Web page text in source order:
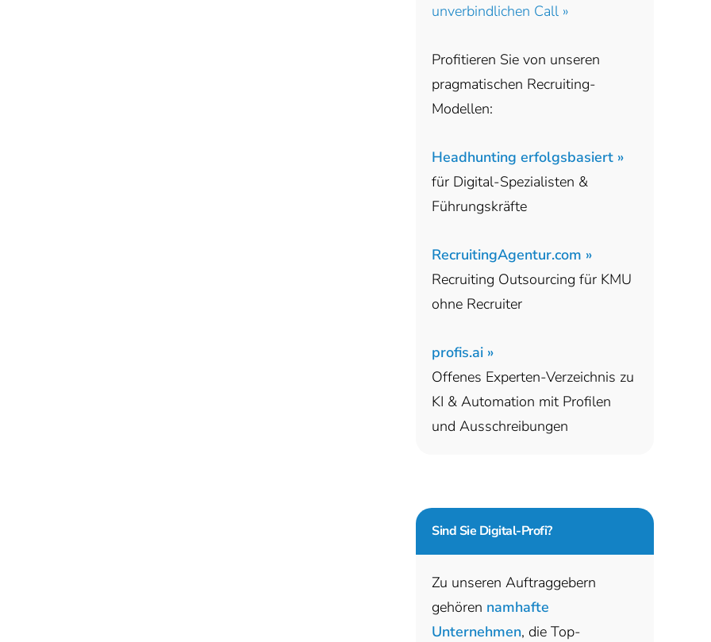
unverbindlichen Call »
Profitieren Sie von unseren
pragmatischen Recruiting-
Modellen:
Headhunting erfolgsbasiert »
für Digital-Spezialisten &
Führungskräfte
RecruitingAgentur.com »
Recruiting Outsourcing für KMU
ohne Recruiter
profis.ai »
Offenes Experten-Verzeichnis zu
KI & Automation mit Profilen
und Ausschreibungen
Sind Sie Digital-Profi?
Zu unseren Auftraggebern
gehören namhafte
Unternehmen, die Top-